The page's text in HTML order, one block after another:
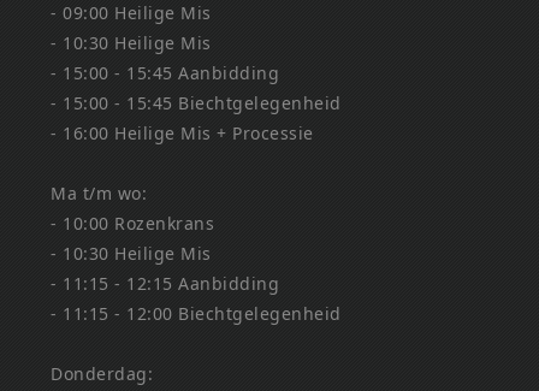
- 09:00 Heilige Mis
- 10:30 Heilige Mis
- 15:00 - 15:45 Aanbidding
- 15:00 - 15:45 Biechtgelegenheid
- 16:00 Heilige Mis + Processie
Ma t/m wo:
- 10:00 Rozenkrans
- 10:30 Heilige Mis
- 11:15 - 12:15 Aanbidding
- 11:15 - 12:00 Biechtgelegenheid
Donderdag: